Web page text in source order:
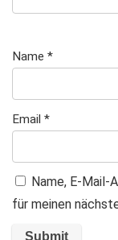
Name *
Email *
Name, E-Mail-
für meinen